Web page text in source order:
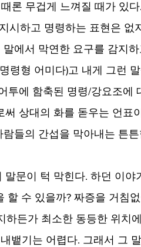
론 무겁게 느껴질 때가 있
시하고 명령하는 표현은 없
에서 막연한 요구를 감지하
령형 어미다)고 내게 그런
투에 함축된 명령/강요조에
써 상대의 화를 돋우는 언표
들의 간섭을 막아내는 튼
말문이 턱 막힌다. 하던 이야
할 수 있을까? 짜증을 거침
하든가 최소한 동등한 위치
뱉기는 어렵다. 그래서 그